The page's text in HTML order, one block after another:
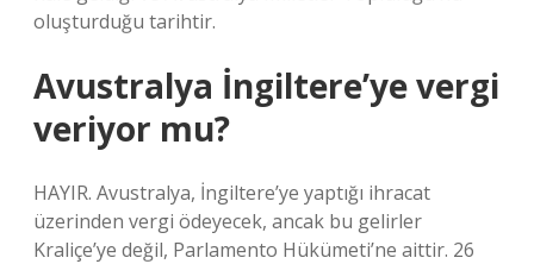
oluşturduğu tarihtir.
Avustralya İngiltere’ye vergi
veriyor mu?
HAYIR. Avustralya, İngiltere’ye yaptığı ihracat
üzerinden vergi ödeyecek, ancak bu gelirler
Kraliçe’ye değil, Parlamento Hükümeti’ne aittir. 26